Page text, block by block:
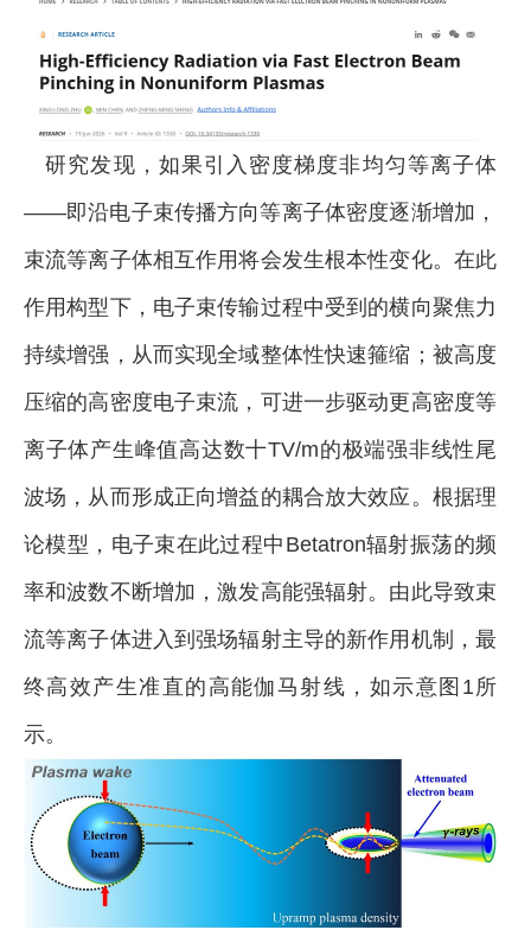
研究发现，如果引入密度梯度非均匀等离子体
——即沿电子束传播方向等离子体密度逐渐增加，
束流等离子体相互作用将会发生根本性变化。在此
作用构型下，电子束传输过程中受到的横向聚焦力
持续增强，从而实现全域整体性快速箍缩；被高度
压缩的高密度电子束流，可进一步驱动更高密度等
离子体产生峰值高达数十TV/m的极端强非线性 尾
波场 ，从而形成正向增益的耦合放大效应。根据理
论模型，电子束在此过程中 Betatron辐射振荡的频
率和波数不断增加，激发高能强辐射。由此导致束
流等离子体进入到强场辐射主导的新作用机制，最
终高效产生准直的高能伽马射线，如示意图1所
示。